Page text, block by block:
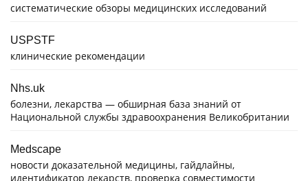
систематические обзоры медицинских исследований
USPSTF
клинические рекомендации
Nhs.uk
болезни, лекарства — обширная база знаний от
Национальной службы здравоохранения Великобритании
Medscape
новости доказательной медицины, гайдлайны,
идентификатор лекарств, проверка совместимости